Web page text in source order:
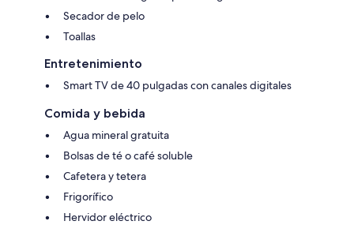
Secador de pelo
Toallas
Entretenimiento
Smart TV de 40 pulgadas con canales digitales
Comida y bebida
Agua mineral gratuita
Bolsas de té o café soluble
Cafetera y tetera
Frigorífico
Hervidor eléctrico